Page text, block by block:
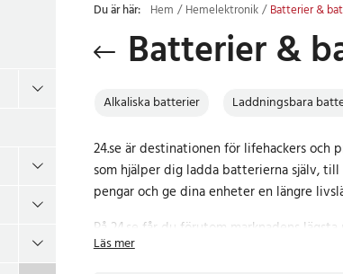
Du är här: Hem Hemelektronik Batterier &
Batterier &
Alkaliska batterier Laddningsbara
24.se är destinationen för lifehackers
som hjälper dig ladda batterierna själv,
pengar och ge dina enheter en längre
På 24.se får du förutom marknadens
batterier idag!
Läs mer